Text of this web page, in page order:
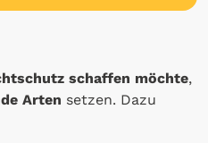
schaffen möchte,
Arten setzen. Dazu